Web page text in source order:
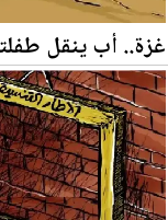
غزة.. أب ينقل